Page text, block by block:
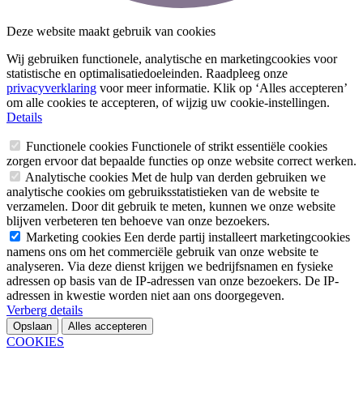
Deze website maakt gebruik van cookies
Wij gebruiken functionele, analytische en marketingcookies voor
statistische en optimalisatiedoeleinden. Raadpleeg onze
privacyverklaring voor meer informatie. Klik op ‘Alles accepteren’
om alle cookies te accepteren, of wijzig uw cookie-instellingen.
Details
Functionele cookies Functionele of strikt essentiële cookies
zorgen ervoor dat bepaalde functies op onze website correct werken.
Analytische cookies Met de hulp van derden gebruiken we
analytische cookies om gebruiksstatistieken van de website te
verzamelen. Door dit gebruik te meten, kunnen we onze website
blijven verbeteren ten behoeve van onze bezoekers.
Marketing cookies Een derde partij installeert marketingcookies
namens ons om het commerciële gebruik van onze website te
analyseren. Via deze dienst krijgen we bedrijfsnamen en fysieke
adressen op basis van de IP-adressen van onze bezoekers. De IP-
adressen in kwestie worden niet aan ons doorgegeven.
Verberg details
Opslaan Alles accepteren
COOKIES